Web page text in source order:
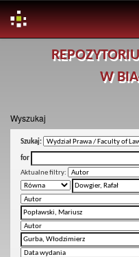
W
Wyszukaj
Szukaj:
for
Aktualne filtry: